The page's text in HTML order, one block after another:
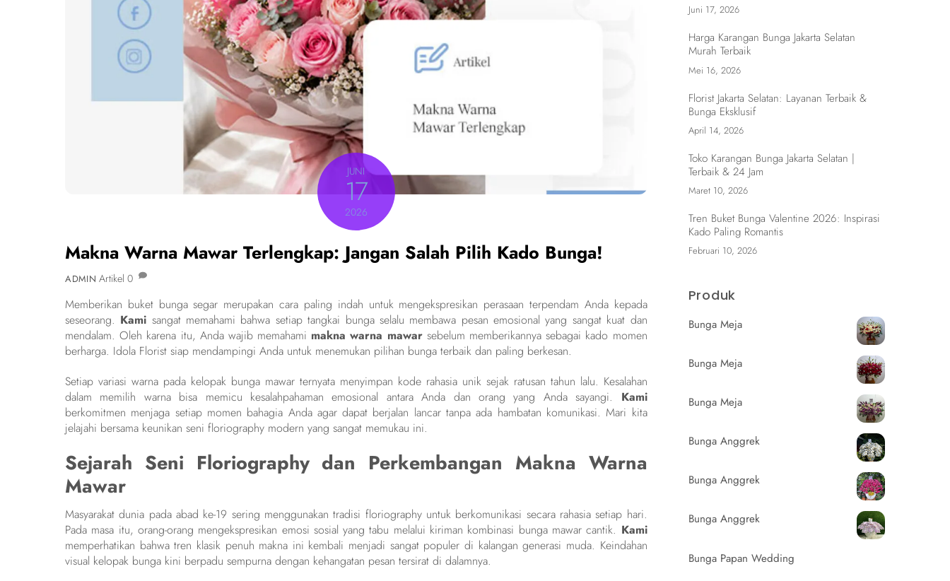
JUNI
17
2026
Makna Warna Mawar Terlengkap: Jangan Salah Pilih Kado Bunga!
ADMIN Artikel 0
Memberikan buket bunga segar merupakan cara paling indah untuk mengekspresikan perasaan terpendam Anda kepada
seseorang. Kami sangat memahami bahwa setiap tangkai bunga selalu membawa pesan emosional yang sangat kuat dan
mendalam. Oleh karena itu, Anda wajib memahami makna warna mawarsebelum memberikannya sebagai kado momen
berharga. Idola Florist siap mendampingi Anda untuk menemukan pilihan bunga terbaik dan paling berkesan.
Setiap variasi warna pada kelopak bunga mawar ternyata menyimpan kode rahasia unik sejak ratusan tahun lalu. Kesalahan
dalam memilih warna bisa memicu kesalahpahaman emosional antara Anda dan orang yang Anda sayangi. Kami
berkomitmen menjaga setiap momen bahagia Anda agar dapat berjalan lancar tanpa ada hambatan komunikasi. Mari kita
jelajahi bersama keunikan seni floriography modern yang sangat memukau ini.
Sejarah Seni Floriography dan Perkembangan Makna Warna
Mawar
Masyarakat dunia pada abad ke-19 sering menggunakan tradisi floriography untuk berkomunikasi secara rahasia setiap hari.
Pada masa itu, orang-orang mengekspresikan emosi sosial yang tabu melalui kiriman kombinasi bunga mawar cantik. Kami
memperhatikan bahwa tren klasik penuh makna ini kembali menjadi sangat populer di kalangan generasi muda. Keindahan
visual kelopak bunga kini berpadu sempurna dengan kehangatan pesan tersirat di dalamnya.
Juni 17, 2026
Harga Karangan Bunga Jakarta Selatan
Murah Terbaik
Mei 16, 2026
Florist Jakarta Selatan: Layanan Terbaik &
Bunga Eksklusif
April 14, 2026
Toko Karangan Bunga Jakarta Selatan |
Terbaik & 24 Jam
Maret 10, 2026
Tren Buket Bunga Valentine 2026: Inspirasi
Kado Paling Romantis
Februari 10, 2026
Produk
Bunga Meja
Bunga Meja
Bunga Meja
Bunga Anggrek
Bunga Anggrek
Bunga Anggrek
Bunga Papan Wedding